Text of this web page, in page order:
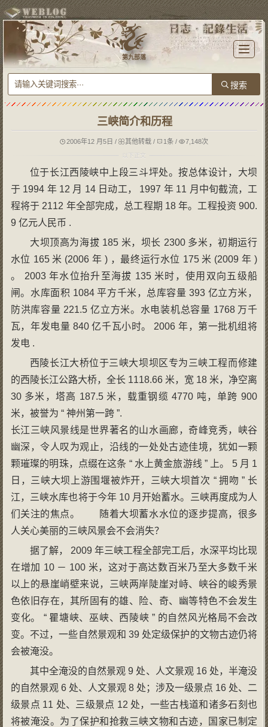
T
o
l
e
n
第九部落
三峡简介和历程
2006年12 月5日 / 其他转载/ 1条/ 7,148次
位于长江西陵峡中上段三斗坪处。按总体设计，大坝
于 1994 年 12 月 14 日动工， 1997 年 11 月中旬截流，工
程将于 2112 年全部完成，总工程期 18 年。工程投资 900.
9 亿元人民币 .
大坝顶高为海拔 185 米，坝长 2300 多米，初期运行
水位 165 米 (2006 年 ) ，最终运行水位 175 米 (2009 年 )
。 2003 年水位抬升至海拔 135 米时，使用双向五级船
闸。水库面积 1084 平方千米，总库容量 393 亿立方米，
防洪库容量 221.5 亿立方米。水电装机总容量 1768 万千
瓦，年发电量 840 亿千瓦小时。 2006 年，第一批机组将
发电 .
西陵长江大桥位于三峡大坝坝区专为三峡工程而修建
的西陵长江公路大桥，全长 1118.66 米，宽 18 米，净空离
30 多米，塔高 187.5 米，载重钢缆 4770 吨，单跨 900
米，被誉为 “ 神州第一跨 ”.
长江三峡风景线是世界著名的山水画廊，奇峰竞秀，峡谷
幽深，令人叹为观止，沿线的一处处古迹佳境，犹如一颗
颗璀璨的明珠，点缀在这条 “ 水上黄金旅游线 ” 上。 5 月 1
日，三峡大坝上游围堰被炸开，三峡大坝首次 “ 拥吻 ” 长
江，三峡水库也将于今年 10 月开始蓄水。三峡再度成为人
们关注的焦点。 随着大坝蓄水水位的逐步提高，很多
人关心美丽的三峡风景会不会消失？
据了解， 2009 年三峡工程全部完工后，水深平均比现
在增加 10 － 100 米，这对于高达数百米乃至大多数千米
以上的悬崖峭壁来说，三峡两岸陡崖对峙、峡谷的峻秀景
色依旧存在，其所固有的雄、险、奇、幽等特色不会发生
变化。 “ 瞿塘峡、巫峡、西陵峡 ” 的自然风光格局不会改
变。不过，一些自然景观和 39 处定级保护的文物古迹仍将
会被淹没。
其中全淹没的自然景观 9 处、人文景观 16 处，半淹没
的自然景观 6 处、人文景观 8 处；涉及一级景点 16 处、二
级景点 11 处、三级景点 12 处，一些古栈道和诸多石刻也
将被淹没。为了保护和抢救三峡文物和古迹，国家已制定